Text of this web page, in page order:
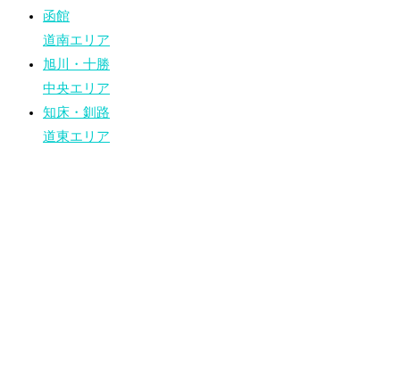
函館
道南エリア
旭川・十勝
中央エリア
知床・釧路
道東エリア